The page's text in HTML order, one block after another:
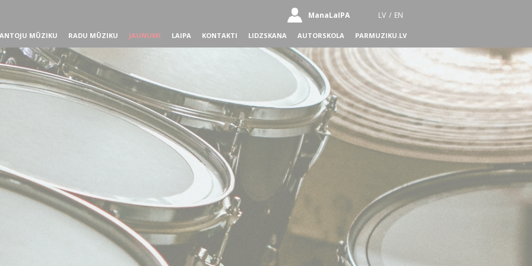
ManaLaIPA LV / EN
MŪZIKU RADU MŪZIKU JAUNUMI LAIPA KONTAKTI LIDZSKANA AUTORSKOLA PARMUZIKU.LV